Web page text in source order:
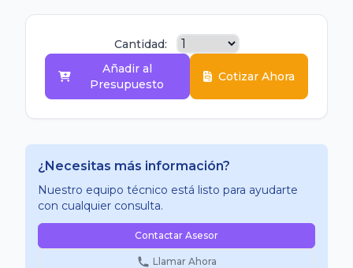
Cantidad:
Añadir al
Presupuesto
Cotizar Ahora
¿Necesitas más información?
Nuestro equipo técnico está listo para ayudarte
con cualquier consulta.
Contactar Asesor
Llamar Ahora